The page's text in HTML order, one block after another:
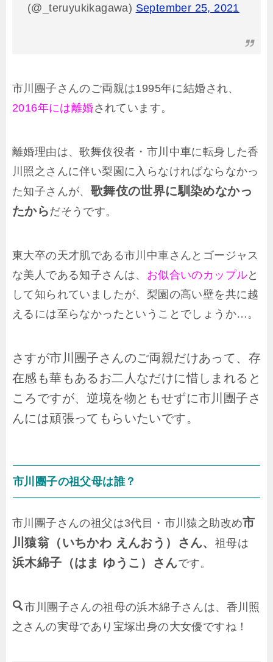
(@_teruyukikagawa) September 25, 2021
市川團子さんのご両親は1995年に結婚され、
2016年には離婚されています。
離婚理由は、歌舞伎役者・市川中車に転身した香
川照之さんに伴い梨園に入らなければならなかっ
た知子さんが、 歌舞伎の世界に馴染めなかっ
たからだそうです。
東大卒の天才肌である市川中車さんとゴージャス
な美人である知子さんは、 お似合いのカップルと
して知られていましたが、梨園の高い壁を共に越
えるには至らなかったということでしょうか…。
さすが市川團子さんのご両親だけあって、存
在感も華もあるお二人なだけに惜しまれると
ころですが、逆境を物ともせずに市川團子さ
んには頑張ってもらいたいです。
市川團子の祖父母は誰？
市川團子さんの祖父は3代目・市川猿之助改め市
川猿翁（いちかわ えんおう）さん、 祖母は
浜木綿子（はま ゆうこ）さんです。
市川團子さんの祖母の浜木綿子さんは、香川照
之さんの実母であり宝塚出身の大女優ですね！